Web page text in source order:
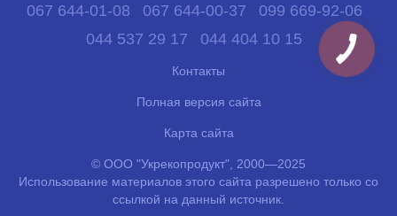
067 644-01-08 067 644-00-37
099 669-92-06
044 537 29 17
044 404 10 15
Контакты
Полная версия сайта
Карта сайта
© ООО "Укрекопродукт", 2000—2025
Использование материалов этого сайта разрешено только со
ссылкой на данный источник.